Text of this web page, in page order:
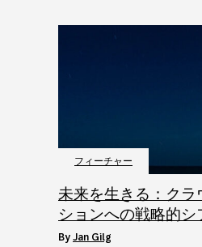
フィーチャー
未来を生きる：クラ
ションへの戦略的シ
by Jan Gilg